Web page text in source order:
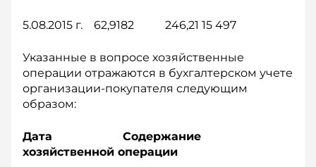
5.08.2015 г. 62,9182 246,21 15 497
Указанные в вопросе хозяйственные
операции отражаются в бухгалтерском учете
организации-покупателя следующим
образом:
Дата Содержание
хозяйственной операции